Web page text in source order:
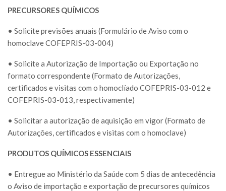
PRECURSORES QUÍMICOS
• Solicite previsões anuais (Formulário de Aviso com o
homoclave COFEPRIS-03-004)
• Solicite a Autorização de Importação ou Exportação no
formato correspondente (Formato de Autorizações,
certificados e visitas com o homoclíado COFEPRIS-03-012 e
COFEPRIS-03-013, respectivamente)
• Solicitar a autorização de aquisição em vigor (Formato de
Autorizações, certificados e visitas com o homoclave)
PRODUTOS QUÍMICOS ESSENCIAIS
• Entregue ao Ministério da Saúde com 5 dias de antecedência
o Aviso de importação e exportação de precursores químicos